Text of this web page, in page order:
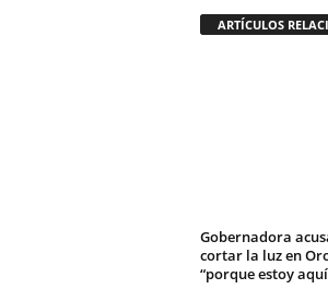
ARTÍCULOS
Gobernadora
cortar la luz en
“porque estoy